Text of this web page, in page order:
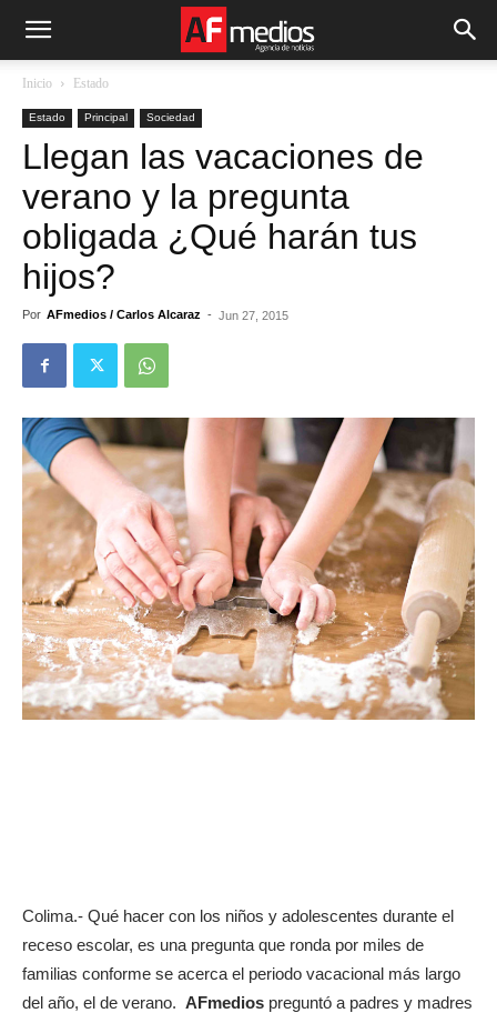
Inicio Estado
Estado Principal Sociedad
Llegan las vacaciones de
verano y la pregunta
obligada ¿Qué harán tus
hijos?
Por AFmedios / Carlos Alcaraz - Jun 27, 2015
Colima.- Qué hacer con los niños y adolescentes durante el
receso escolar, es una pregunta que ronda por miles de
familias conforme se acerca el periodo vacacional más largo
del año, el de verano. AFmedios preguntó a padres y madres